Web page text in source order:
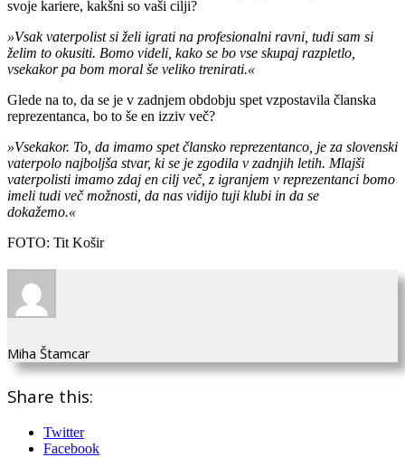
svoje kariere, kakšni so vaši cilji?
»Vsak vaterpolist si želi igrati na profesionalni ravni, tudi sam si
želim to okusiti. Bomo videli, kako se bo vse skupaj razpletlo,
vsekakor pa bom moral še veliko trenirati.«
Glede na to, da se je v zadnjem obdobju spet vzpostavila članska
reprezentanca, bo to še en izziv več?
»Vsekakor. To, da imamo spet člansko reprezentanco, je za slovenski
vaterpolo najboljša stvar, ki se je zgodila v zadnjih letih. Mlajši
vaterpolisti imamo zdaj en cilj več, z igranjem v reprezentanci bomo
imeli tudi več možnosti, da nas vidijo tuji klubi in da se
dokažemo.«
FOTO: Tit Košir
Miha Štamcar
Share this:
Twitter
Facebook